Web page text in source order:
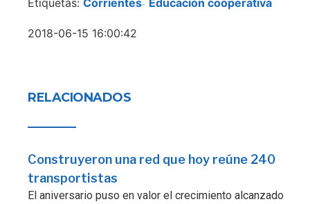
Etiquetas: Corrientes- Educación cooperativa
2018-06-15 16:00:42
RELACIONADOS
Construyeron una red que hoy reúne 240
transportistas
El aniversario puso en valor el crecimiento alcanzado